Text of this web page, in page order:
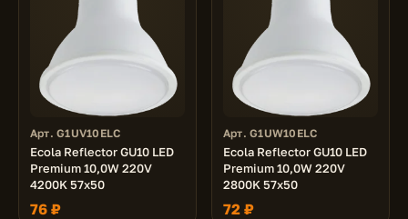
Арт. G1UV10ELC
Ecola Reflector GU10 LED
Premium 10,0W 220V
4200K 57x50
76 ₽
Арт. G1UW10ELC
Ecola Reflector GU10 LED
Premium 10,0W 220V
2800K 57x50
72 ₽